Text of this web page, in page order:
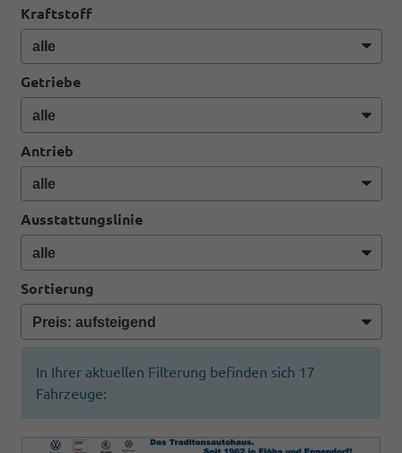
Kraftstoff
Getriebe
Antrieb
Ausstattungslinie
Sortierung
In Ihrer aktuellen Filterung befinden sich 17
Fahrzeuge: